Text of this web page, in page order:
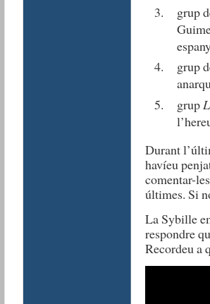
grup
grup
grup
Durant
havíeu
comentar-
últimes. Si
La Sybille
respondre
Recordeu a